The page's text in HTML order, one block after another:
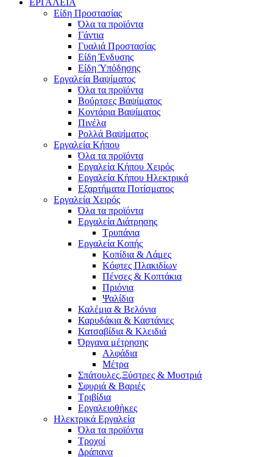
Είδη Προστασίας
Όλα τα προϊόντα
Γάντια
Γυαλιά Προστασίας
Είδη Ένδυσης
Είδη Ύπόδησης
Εργαλεία Βαψίματος
Όλα τα προϊόντα
Βούρτσες Βαψίματος
Κοντάρια Βαψίματος
Πινέλα
Ρολλά Βαψίματος
Εργαλεία Κήπου
Όλα τα προϊόντα
Εργαλεία Κήπου Χειρός
Εργαλεία Κήπου Ηλεκτρικά
Εξαρτήματα Ποτίσματος
Εργαλεία Χειρός
Όλα τα προϊόντα
Εργαλεία Διάτρησης
Τρυπάνια
Εργαλεία Κοπής
Κοπίδια & Λάμες
Κόφτες Πλακιδίων
Πένσες & Κοπτάκια
Πριόνια
Ψαλίδια
Καλέμια & Βελόνια
Καρυδάκια & Καστάνιες
Κατσαβίδια & Κλειδιά
Όργανα μέτρησης
Αλφάδια
Μέτρα
Σπάτουλες,Ξύστρες & Μυστριά
Σφυριά & Βαριές
Τριβίδια
Εργαλειοθήκες
Ηλεκτρικά Εργαλεία
Όλα τα προϊόντα
Τροχοί
Δράπανα